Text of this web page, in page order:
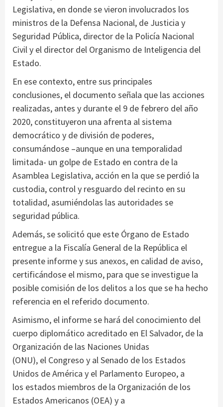
Legislativa, en donde se vieron involucrados los
ministros de la Defensa Nacional, de Justicia y
Seguridad Pública, director de la Policía Nacional
Civil y el director del Organismo de Inteligencia del
Estado.
En ese contexto, entre sus principales
conclusiones, el documento señala que las acciones
realizadas, antes y durante el 9 de febrero del año
2020, constituyeron una afrenta al sistema
democrático y de división de poderes,
consumándose –aunque en una temporalidad
limitada- un golpe de Estado en contra de la
Asamblea Legislativa, acción en la que se perdió la
custodia, control y resguardo del recinto en su
totalidad, asumiéndolas las autoridades se
seguridad pública.
Además, se solicitó que este Órgano de Estado
entregue a la Fiscalía General de la República el
presente informe y sus anexos, en calidad de aviso,
certificándose el mismo, para que se investigue la
posible comisión de los delitos a los que se ha hecho
referencia en el referido documento.
Asimismo, el informe se hará del conocimiento del
cuerpo diplomático acreditado en El Salvador, de la
Organización de las Naciones Unidas
(ONU), el Congreso y al Senado de los Estados
Unidos de América y el Parlamento Europeo, a
los estados miembros de la Organización de los
Estados Americanos (OEA) y a